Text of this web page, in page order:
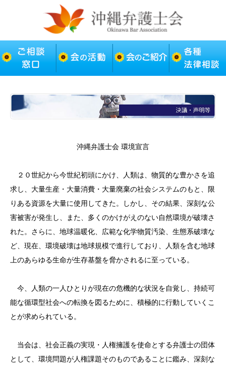
沖縄弁護士会 環境宣言
２０世紀から今世紀初頭にかけ、人類は、物質的な豊かさを追
求し、大量生産・大量消費・大量廃棄の社会システムのもと、限
りある資源を大量に使用してきた。しかし、その結果、深刻な公
害被害が発生し、また、多くのかけがえのない自然環境が破壊さ
れた。さらに、地球温暖化、広範な化学物質汚染、生態系破壊な
ど、現在、環境破壊は地球規模で進行しており、人類を含む地球
上のあらゆる生命が生存基盤を脅かされるに至っている。
今、人類の一人ひとりが現在の危機的な状況を自覚し、持続可
能な循環型社会への転換を図るために、積極的に行動していくこ
とが求められている。
当会は、社会正義の実現・人権擁護を使命とする弁護士の団体
として、環境問題が人権課題そのものであることに鑑み、深刻な